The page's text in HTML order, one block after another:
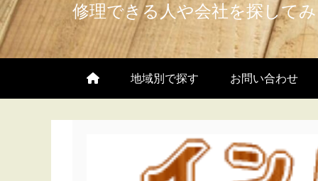
地域別で探す お問い合わせ